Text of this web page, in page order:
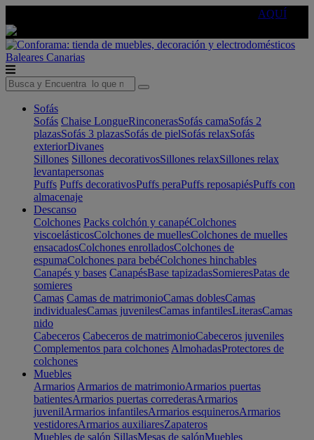
AQUÍ
Baleares Canarias
Sofás
Sofás Chaise LongueRinconerasSofás camaSofás 2
plazasSofás 3 plazasSofás de pielSofás relaxSofás
exteriorDivanes
Sillones Sillones decorativosSillones relaxSillones relax
levantapersonas
Puffs Puffs decorativosPuffs peraPuffs reposapiésPuffs con
almacenaje
Descanso
Colchones Packs colchón y canapéColchones
viscoelásticosColchones de muellesColchones de muelles
ensacadosColchones enrolladosColchones de
espumaColchones para bebéColchones hinchables
Canapés y bases CanapésBase tapizadasSomieresPatas de
somieres
Camas Camas de matrimonioCamas doblesCamas
individualesCamas juvenilesCamas infantilesLiterasCamas
nido
Cabeceros Cabeceros de matrimonioCabeceros juveniles
Complementos para colchones AlmohadasProtectores de
colchones
Muebles
Armarios Armarios de matrimonioArmarios puertas
batientesArmarios puertas correderasArmarios
juvenilArmarios infantilesArmarios esquinerosArmarios
vestidoresArmarios auxiliaresZapateros
Muebles de salón SillasMesas de salónMuebles